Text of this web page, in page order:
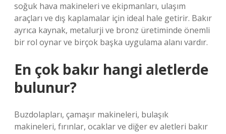
soğuk hava makineleri ve ekipmanları, ulaşım
araçları ve dış kaplamalar için ideal hale getirir. Bakır
ayrıca kaynak, metalurji ve bronz üretiminde önemli
bir rol oynar ve birçok başka uygulama alanı vardır.
En çok bakır hangi aletlerde
bulunur?
Buzdolapları, çamaşır makineleri, bulaşık
makineleri, fırınlar, ocaklar ve diğer ev aletleri bakır